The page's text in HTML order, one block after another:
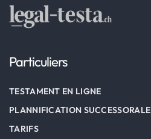
Particuliers
TESTAMENT EN LIGNE
PLANNIFICATION SUCCESSORALE
TARIFS